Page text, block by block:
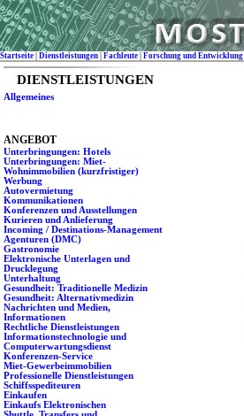
Startseite Dienstleistungen Fachleute Forschung und Entwicklung
DIENSTLEISTUNGEN
Allgemeines
ANGEBOT
Unterbringungen: Hotels
Unterbringungen: Miet-
Wohnimmobilien (kurzfristiger)
Werbung
Autovermietung
Kommunikationen
Konferenzen und Ausstellungen
Kurieren und Anlieferung
Incoming / Destinations-Management
Agenturen (DMC)
Gastronomie
Elektronische Unterlagen und
Drucklegung
Unterhaltung
Gesundheit: Traditionelle Medizin
Gesundheit: Alternativmedizin
Nachrichten und Medien,
Informationen
Rechtliche Dienstleistungen
Informationstechnologie und
Computerwartungsdienst
Konferenzen-Service
Miet-Gewerbeimmobilien
Professionelle Dienstleistungen
Schiffsspediteuren
Einkaufen
Einkaufs Elektronischen